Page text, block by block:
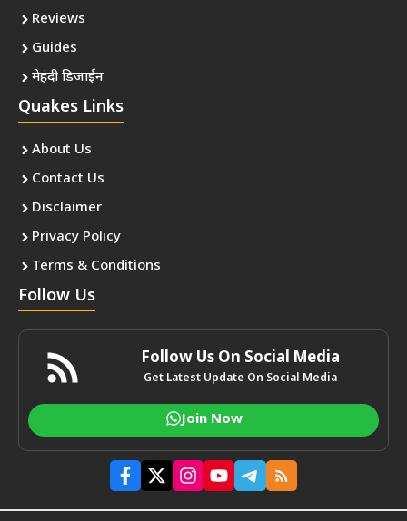
Reviews
Guides
मेहंदी डिजाईन
Quakes Links
About Us
Contact Us
Disclaimer
Privacy Policy
Terms & Conditions
Follow Us
Follow Us On Social Media
Get Latest Update On Social Media
Join Now